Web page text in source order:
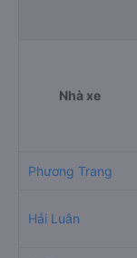
Nhà xe
Phương Trang
Hải Luân